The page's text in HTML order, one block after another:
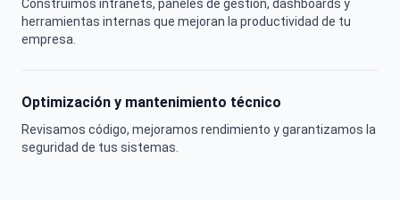
Construimos intranets, paneles de gestión, dashboards y
herramientas internas que mejoran la productividad de tu
empresa.
Optimización y mantenimiento técnico
Revisamos código, mejoramos rendimiento y garantizamos la
seguridad de tus sistemas.